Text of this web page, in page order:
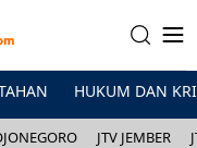
HUKUM DAN
JTV JEMBER